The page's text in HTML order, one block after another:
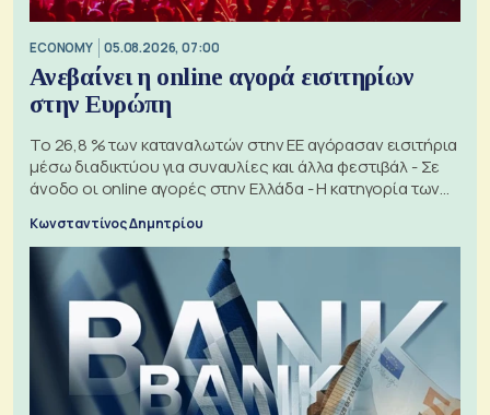
ECONOMY 05.08.2026, 07:00
Ανεβαίνει η online αγορά εισιτηρίων
στην Ευρώπη
Το 26,8 % των καταναλωτών στην ΕΕ αγόρασαν εισιτήρια
μέσω διαδικτύου για συναυλίες και άλλα φεστιβάλ - Σε
άνοδο οι online αγορές στην Ελλάδα - Η κατηγορία των
Κωνσταντίνος Δημητρίου